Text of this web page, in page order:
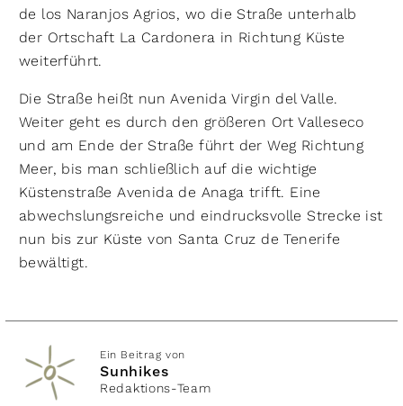
de los Naranjos Agrios, wo die Straße unterhalb
der Ortschaft La Cardonera in Richtung Küste
weiterführt.
Die Straße heißt nun Avenida Virgin del Valle.
Weiter geht es durch den größeren Ort Valleseco
und am Ende der Straße führt der Weg Richtung
Meer, bis man schließlich auf die wichtige
Küstenstraße Avenida de Anaga trifft. Eine
abwechslungsreiche und eindrucksvolle Strecke ist
nun bis zur Küste von Santa Cruz de Tenerife
bewältigt.
Ein Beitrag von
Sunhikes
Redaktions-Team